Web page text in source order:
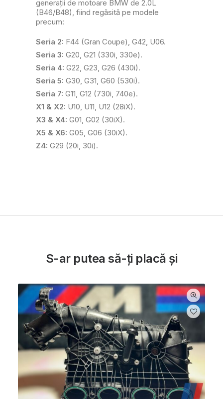
generații de motoare BMW de 2.0L
(B46/B48), fiind regăsită pe modele
precum:
Seria 2: F44 (Gran Coupe), G42, U06.
Seria 3: G20, G21 (330i, 330e).
Seria 4: G22, G23, G26 (430i).
Seria 5: G30, G31, G60 (530i).
Seria 7: G11, G12 (730i, 740e).
X1 & X2: U10, U11, U12 (28iX).
X3 & X4: G01, G02 (30iX).
X5 & X6: G05, G06 (30iX).
Z4: G29 (20i, 30i).
S-ar putea să-ți placă și